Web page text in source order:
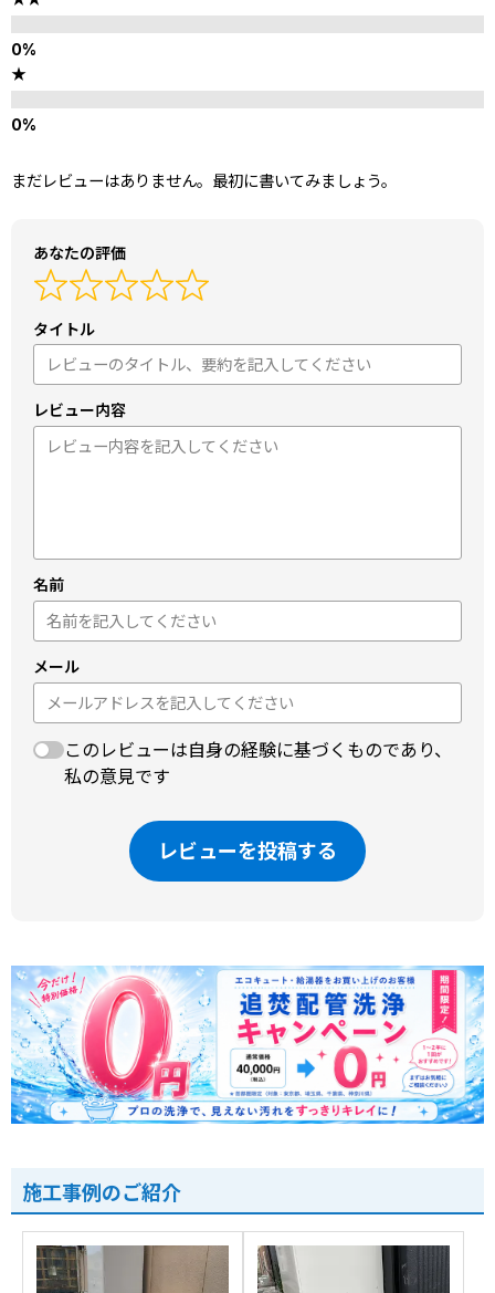
★
まだレビューはありません。最初に書いてみましょう。
あなたの評価
タイトル
レビュー内容
名前
メール
このレビューは自身の経験に基づくものであり、
私の意見です
レビューを投稿する
施工事例のご紹介